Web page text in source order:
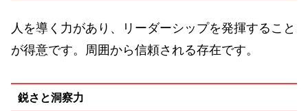
人を導く力があり、リーダーシップを発揮すること
が得意です。周囲から信頼される存在です。
鋭さと洞察力